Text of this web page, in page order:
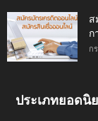
ส
ก
ก
ประเภทยอดนิ